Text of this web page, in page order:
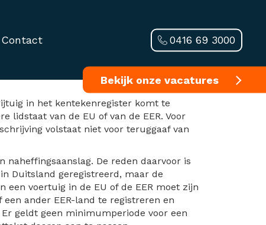
Contact
Bekijk onze vacatures
0416 69 3000
in het kentekenregister komt te
van de EU of van de EER. Voor
volstaat niet voor teruggaaf van
naheffingsaanslag. De reden daarvoor is
Duitsland geregistreerd, maar de
voertuig in de EU of de EER moet zijn
ander EER-land te registreren en
geldt geen minimumperiode voor een